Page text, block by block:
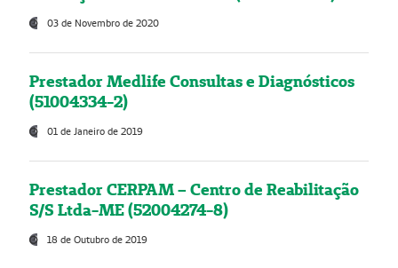
03 de Novembro de 2020
Prestador Medlife Consultas e Diagnósticos
(51004334-2)
01 de Janeiro de 2019
Prestador CERPAM – Centro de Reabilitação
S/S Ltda-ME (52004274-8)
18 de Outubro de 2019